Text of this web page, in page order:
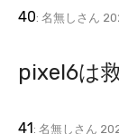
40: 名無しさん
pixel6は
41: 名無しさん